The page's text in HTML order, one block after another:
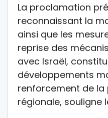
La proclamation
reconnaissant la
ainsi que les
reprise des
avec Israël,
développements
renforcement de
régionale, souligne